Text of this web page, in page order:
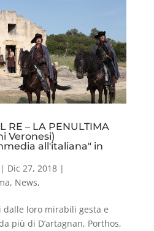
RE – LA PENULTIMA
Veronesi)
all'italiana" in
Dic 27, 2018|
, News,
dalle loro mirabili gesta e
più di D’artagnan, Porthos,